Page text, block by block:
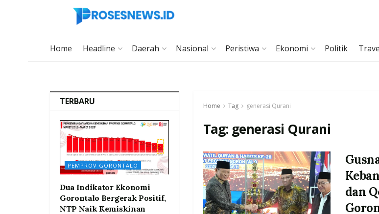
Home Headline Daerah Nasional Peristiwa Ekonomi Politik
Home Tag generasi Qurani
Tag: generasi Qurani
dan
TERBARU
PEMPROV GORONTALO
Dua Indikator Ekonomi
Gorontalo Bergerak Positif,
NTP Naik Kemiskinan